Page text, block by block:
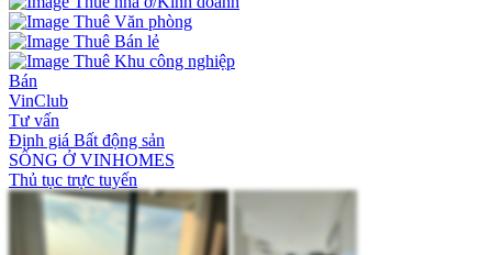
Thuê Văn phòng
Thuê Bán lẻ
Thuê Khu công nghiệp
Bán
VinClub
Tư vấn
Định giá Bất động sản
SỐNG Ở VINHOMES
Thủ tục trực tuyến